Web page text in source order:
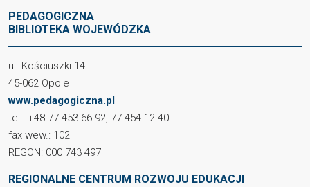
PEDAGOGICZNA
BIBLIOTEKA WOJEWÓDZKA
ul. Kościuszki 14
45-062 Opole
www.pedagogiczna.pl
tel.: +48 77 453 66 92, 77 454 12 40
fax wew.: 102
REGON: 000 743 497
REGIONALNE CENTRUM ROZWOJU EDUKACJI